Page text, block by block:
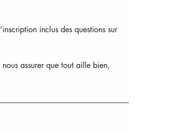
inclus des questions sur
assurer que tout aille bien,